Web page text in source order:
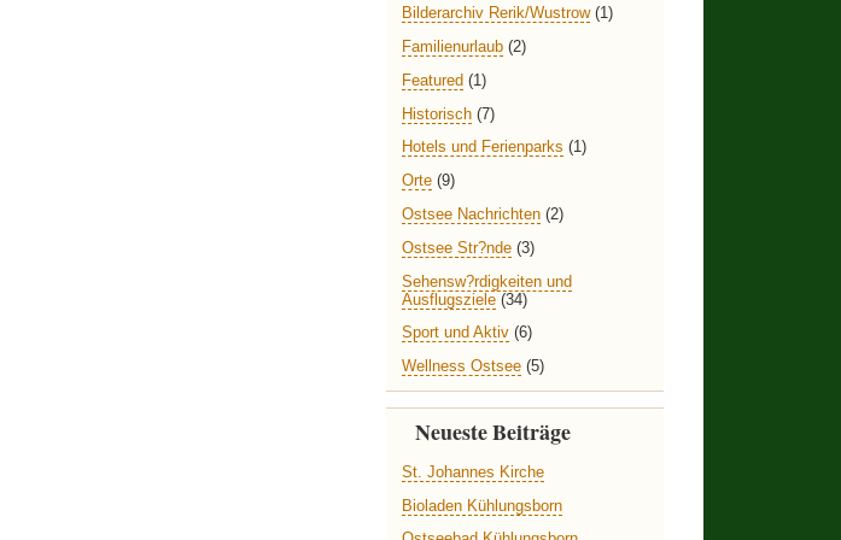
Bilderarchiv Rerik/Wustrow(1)
Familienurlaub(2)
Featured (1)
Historisch(7)
Hotels und Ferienparks (1)
Orte(9)
Ostsee Nachrichten(2)
Ostsee Str?nde(3)
Sehensw?rdigkeiten und
Ausflugsziele(34)
Sport und Aktiv(6)
Wellness Ostsee(5)
Neueste Beiträge
St. Johannes Kirche
Bioladen Kühlungsborn